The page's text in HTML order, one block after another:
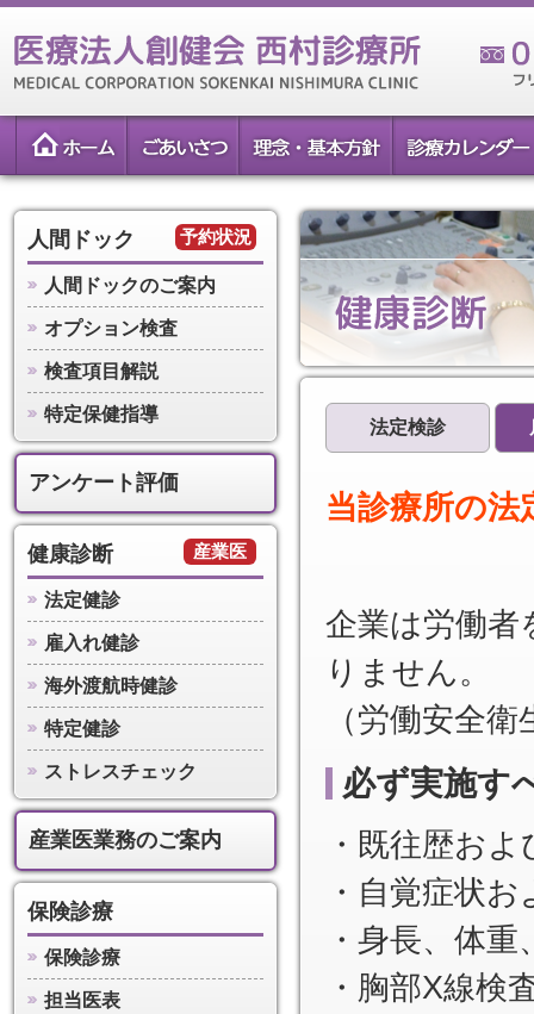
人間ドック 予約状況
人間ドックのご案内
オプション検査
検査項目解説
特定保健指導
アンケート評価
健康診断 産業医
法定健診
雇入れ健診
海外渡航時健診
特定健診
ストレスチェック
産業医業務のご案内
保険診療
保険診療
担当医表
法定検診
当診療所の
企業は労働者
りません。
（労働安全
必ず実施す
・既往歴お
・自覚症状
・身長、体
・胸部X線検